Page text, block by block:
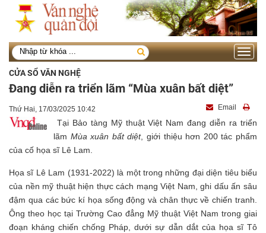
Toggle
CỬA SỔ VĂN NGHỆ
Đang diễn ra triển lãm “Mùa xuân bất diệt”
Thứ Hai, 17/03/2025 10:42 Email
Tại Bảo tàng Mỹ thuật Việt Nam đang diễn ra triển
lãm Mùa xuân bất diệt, giới thiệu hơn 200 tác phẩm
của cố họa sĩ Lê Lam.
Họa sĩ Lê Lam (1931-2022) là một trong những đại diện tiêu biểu
của nền mỹ thuật hiện thực cách mạng Việt Nam, ghi dấu ấn sâu
đậm qua các bức kí họa sống động và chân thực về chiến tranh.
Ông theo học tại Trường Cao đẳng Mỹ thuật Việt Nam trong giai
đoạn kháng chiến chống Pháp, dưới sự dẫn dắt của họa sĩ Tô